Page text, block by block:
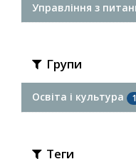
Управління з
Групи
Освіта і культура 1
Теги